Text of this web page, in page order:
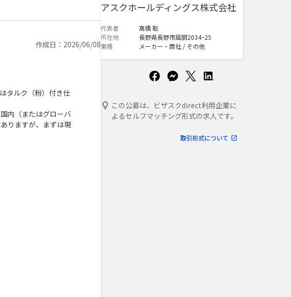
作成日：2026/06/08
タルク（粉）付き仕
内（またはグローバ
りますが、まずは現
アスクホールディングス株式会社
代表者
髙橋 聡
所在地
長野県長野市風間2034ｰ25
業種
メーカー・商社 / その他
この公募は、ビザスクdirect利用企業に
よるセルフマッチング形式の求人です。
取引形式について